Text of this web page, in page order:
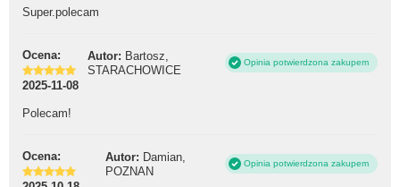
Super.polecam
Ocena: Autor: Bartosz,
STARACHOWICE
Opinia potwierdzona zakupem
2025-11-08
Polecam!
Ocena: Autor: Damian,
POZNAN
Opinia potwierdzona zakupem